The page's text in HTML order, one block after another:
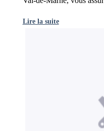
Lire la suite